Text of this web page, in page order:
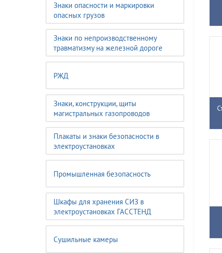
Знаки опасности и маркировки
опасных грузов
Знаки по непроизводственному
травматизму на железной дороге
РЖД
Знаки, конструкции, щиты
магистральных газопроводов
Плакаты и знаки безопасности в
электроустановках
Промышленная безопасность
Шкафы для хранения СИЗ в
электроустановках ГАССТЕНД
Сушильные камеры